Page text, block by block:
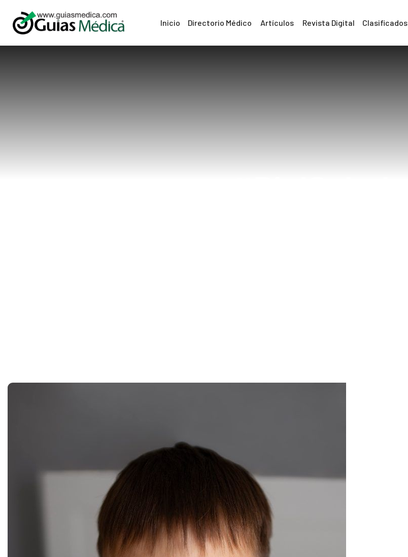
Inicio Directorio Médico Artículos Revista Digital Clasificados